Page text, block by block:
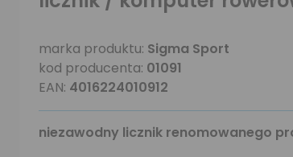
marka produktu: Sigma Sport
kod producenta: 01091
EAN: 4016224010912
niezawodny licznik renomowanego